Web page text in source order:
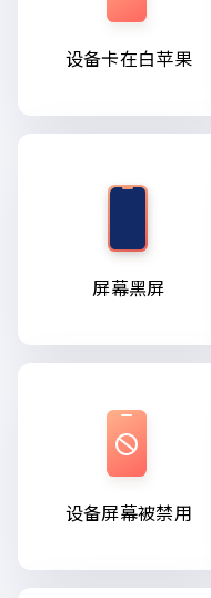
设备卡在白苹果
屏幕黑屏
设备屏幕被禁用